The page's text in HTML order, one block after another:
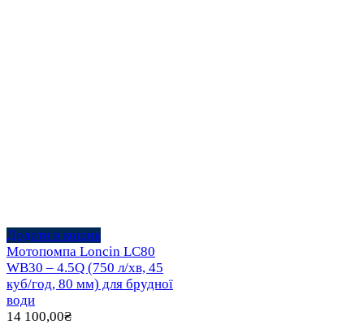
Додати в кошик
Мотопомпа Loncin LC80
WB30 – 4.5Q (750 л/хв, 45
куб/год, 80 мм) для брудної
води
14 100,00₴